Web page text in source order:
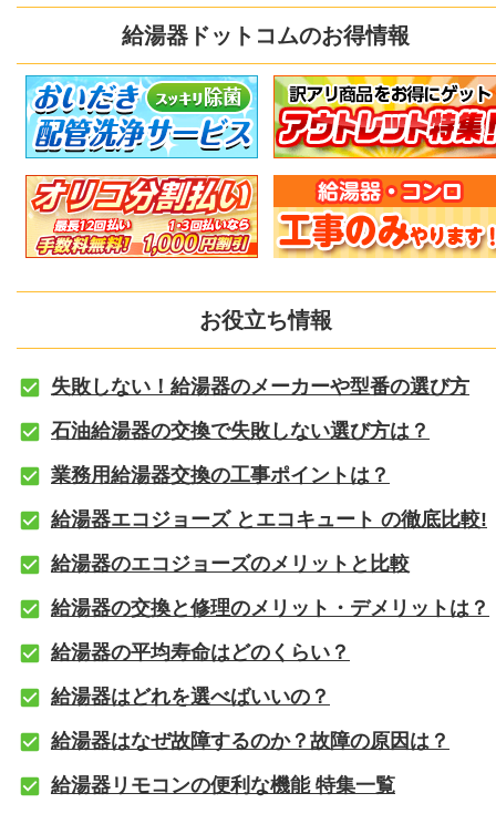
給湯器ドットコムのお得情報
お役立ち情報
失敗しない！給湯器のメーカーや型番の選び方
石油給湯器の交換で失敗しない選び方は？
業務用給湯器交換の工事ポイントは？
給湯器エコジョーズ とエコキュート の徹底比較!
給湯器のエコジョーズのメリットと比較
給湯器の交換と修理のメリット・デメリットは？
給湯器の平均寿命はどのくらい？
給湯器はどれを選べばいいの？
給湯器はなぜ故障するのか？故障の原因は？
給湯器リモコンの便利な機能 特集一覧